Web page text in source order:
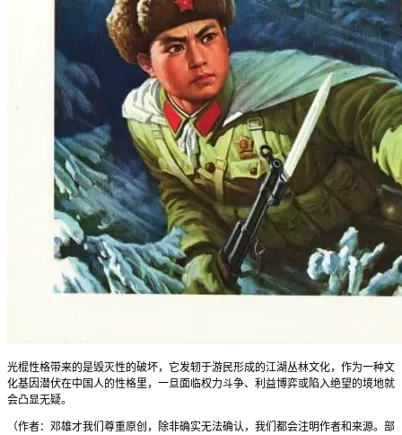
光棍性格带来的是毁灭性的破坏，它发轫于游民形成的江湖丛林文化，作为一种文
化基因潜伏在中国人的性格里，一旦面临权力斗争、利益博弈或陷入绝望的境地就
会凸显无疑。
（作者：邓雄才我们尊重原创，除非确实无法确认，我们都会注明作者和来源。部